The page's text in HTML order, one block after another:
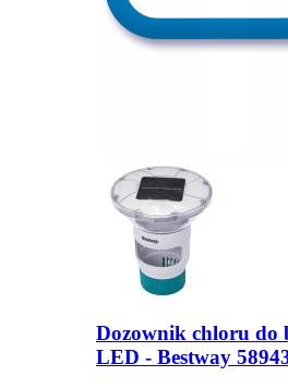
Dozownik chloru do
LED - Bestway